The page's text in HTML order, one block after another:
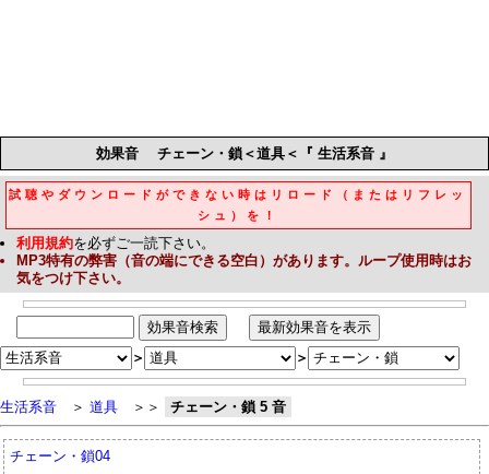
効果音チェーン・鎖＜道具＜『 生活系音 』
試聴やダウンロードができない時はリロード（またはリフレッ
シュ）を！
利用規約を必ずご一読下さい。
MP3特有の弊害（音の端にできる空白）があります。ループ使用時はお
気をつけ下さい。
＞ ＞
生活系音 ＞ 道具 ＞＞ チェーン・鎖 5 音
チェーン・鎖04